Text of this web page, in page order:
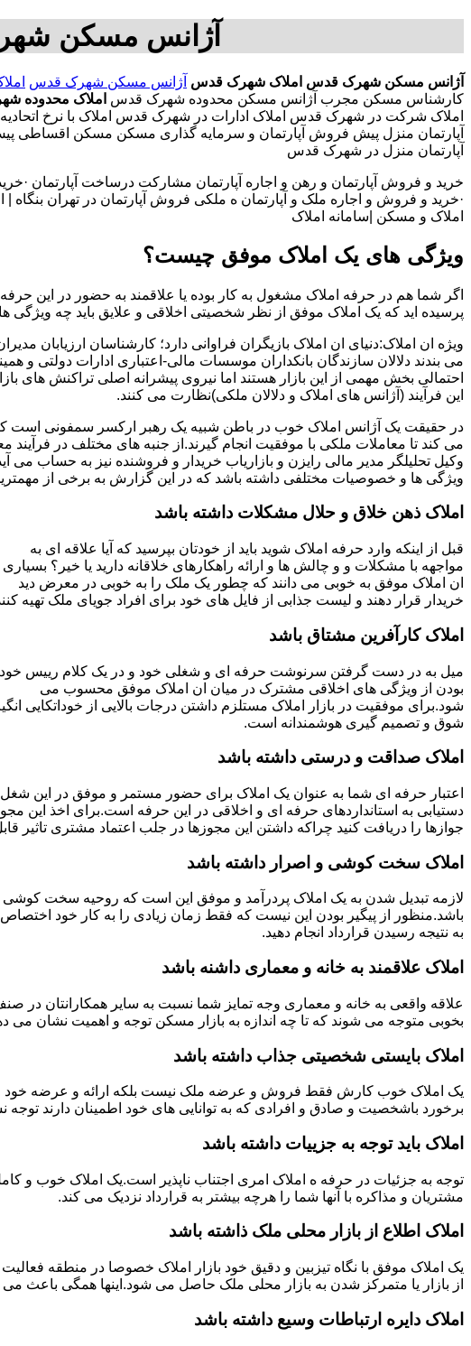
آژانس مسکن
آژانس مسکن شهرک قدس املاک شهرک قدس آژانس مسکن شهرک قدس
کارشناس مسکن مجرب آژانس مسکن محدوده شهرک قدس املاک محدوده
املاک شرکت در شهرک قدس املاک ادارات در شهرک قدس املاک با نرخ
آپارتمان منزل پیش فروش آپارتمان و سرمایه گذاری مسکن مسکن
آپارتمان منزل در شهرک قدس
خرید و فروش آپارتمان و رهن و اجاره آپارتمان مشارکت درساخت آپارتمان
·خرید و فروش و اجاره ملک و آپارتمان ه ملکی فروش آپارتمان در تهران بنگاه
املاک و مسکن |سامانه املاک
ویژگی های یک املاک موفق چیست؟
اگر شما هم در حرفه املاک مشغول به کار بوده یا علاقمند به حضور در این حرفه
پرسیده اید که یک املاک موفق از نظر شخصیتی اخلاقی و علایق باید چه ویژگی
ویژه ان املاک:دنیای ان املاک بازیگران فراوانی دارد؛ کارشناسان ارزیابان
می بندند دلالان سازندگان بانکداران موسسات مالی-اعتباری ادارات دولتی و
احتمالی بخش مهمی از این بازار هستند اما نیروی پیشرانه اصلی تراکنش های
این فرآیند (آژانس های املاک و دلالان ملکی)نظارت می کنند.
در حقیقت یک آژانس املاک خوب در باطن شبیه یک رهبر ارکسر سمفونی است که
می کند تا معاملات ملکی با موفقیت انجام گیرند.از جنبه های مختلف در فرآیند
وکیل تحلیلگر مدیر مالی رایزن و بازاریاب خریدار و فروشنده نیز به حساب می
ویژگی ها و خصوصیات مختلفی داشته باشد که در این گزارش به برخی از
املاک ذهن خلاق و حلال مشکلات داشته باشد
قبل از اینکه وارد حرفه املاک شوید باید از خودتان بپرسید که آیا علاقه ای به
مواجهه با مشکلات و و چالش ها و ارائه راهکارهای خلاقانه دارید یا خیر؟ بسیاری
ان املاک موفق به خوبی می دانند که چطور یک ملک را به خوبی در معرض دید
خریدار قرار دهند و لیست جذابی از فایل های خود برای افراد جویای ملک تهیه
املاک کارآفرین مشتاق باشد
میل به در دست گرفتن سرنوشت حرفه ای و شغلی خود و در یک کلام رییس خود
بودن از ویژگی های اخلاقی مشترک در میان ان املاک موفق محسوب می
شود.برای موفقیت در بازار املاک مستلزم داشتن درجات بالایی از خوداتکایی
شوق و تصمیم گیری هوشمندانه است.
املاک صداقت و درستی داشته باشد
اعتبار حرفه ای شما به عنوان یک املاک برای حضور مستمر و موفق در این
دستیابی به استانداردهای حرفه ای و اخلاقی در این حرفه است.برای اخذ
جوازها را دریافت کنید چراکه داشتن این مجوزها در جلب اعتماد مشتری تاثیر
املاک سخت کوشی و اصرار داشته باشد
لازمه تبدیل شدن به یک املاک پردرآمد و موفق این است که روحیه سخت کوشی
باشد.منظور از پیگیر بودن این نیست که فقط زمان زیادی را به کار خود
به نتیجه رسیدن قرارداد انجام دهید.
املاک علاقمند به خانه و معماری داشنه باشد
علاقه واقعی به خانه و معماری وجه تمایز شما نسبت به سایر همکارانتان در
بخوبی متوجه می شوند که تا چه اندازه به بازار مسکن توجه و اهمیت نشان می
املاک بایستی شخصیتی جذاب داشته باشد
یک املاک خوب کارش فقط فروش و عرضه ملک نیست بلکه ارائه و عرضه خود و
برخورد باشخصیت و صادق و افرادی که به توانایی های خود اطمینان دارند
املاک باید توجه به جزییات داشته باشد
توجه به جزئیات در حرفه ه املاک امری اجتناب ناپذیر است.یک املاک خوب و
مشتریان و مذاکره با آنها شما را هرچه بیشتر به قرارداد نزدیک می کند.
املاک اطلاع از بازار محلی ملک ذاشته باشد
یک املاک موفق با نگاه تیزبین و دقیق خود بازار املاک خصوصا در منطقه
از بازار یا متمرکز شدن به بازار محلی ملک حاصل می شود.اینها همگی باعث
املاک دایره ارتباطات وسیع داشته باشد